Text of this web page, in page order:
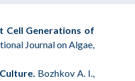
Cell Generations of
Journal on Algae,
Bozhkov A. I.,